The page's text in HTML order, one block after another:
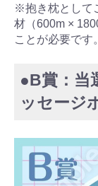
※抱き枕として
材（600m ×
ことが必要です。
●B賞：当
ッセージ